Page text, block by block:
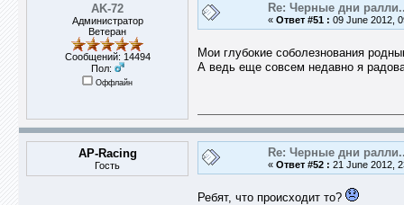
AK-72
Администратор
Ветеран
Сообщений: 14494
Пол:
Оффлайн
Re: Черные дни
« Ответ #51 : 09 June 2012,
Мои глубокие соболезнования
А ведь еще совсем недавно я
AP-Racing
Гость
Re: Черные дни
« Ответ #52 : 21 June 2012,
Ребят, что происходит то?